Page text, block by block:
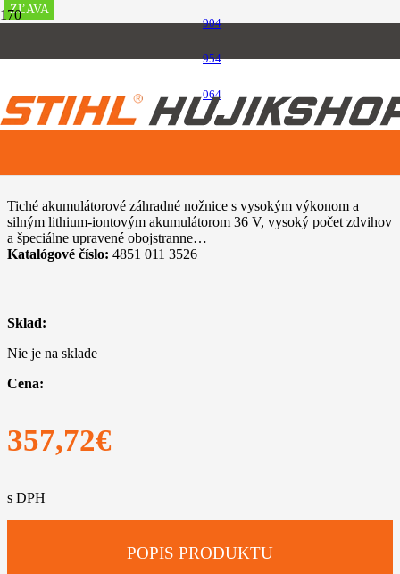
904
954
064
Akumulátorový program
Tiché akumulátorové záhradné nožnice s vysokým výkonom a
silným lithium-iontovým akumulátorom 36 V, vysoký počet zdvihov
a špeciálne upravené obojstranne…
Katalógové číslo: 4851 011 3526
Sklad:
Nie je na sklade
Cena:
357,72€
s DPH
POPIS PRODUKTU
ZĽAVA
ZĽAVA
ZĽAVA
ZĽAVA
ZĽAVA
ZĽAVA
ZĽAVA
ZĽAVA
ZĽAVA
ZĽAVA